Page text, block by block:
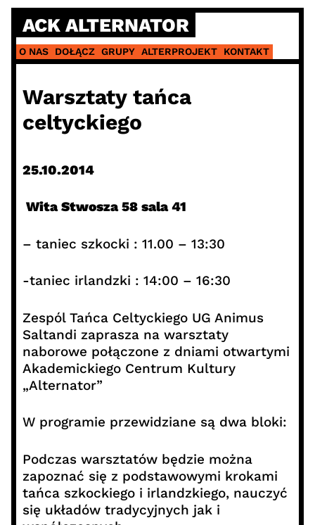
Skip
content
ACK ALTERNATOR
O NAS DOŁĄCZ GRUPY ALTERPROJEKT KONTAKT
Warsztaty tańca
celtyckiego
25.10.2014
Wita Stwosza 58 sala 41
– taniec szkocki : 11.00 – 13:30
-taniec irlandzki : 14:00 – 16:30
Zespól Tańca Celtyckiego UG Animus
Saltandi zaprasza na warsztaty
naborowe połączone z dniami otwartymi
Akademickiego Centrum Kultury
„Alternator”
W programie przewidziane są dwa bloki:
Podczas warsztatów będzie można
zapoznać się z podstawowymi krokami
tańca szkockiego i irlandzkiego, nauczyć
się układów tradycyjnych jak i